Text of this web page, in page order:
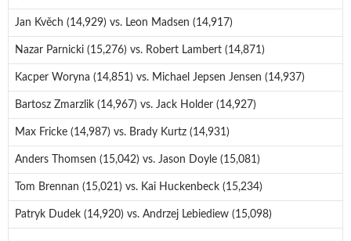
Jan Kvěch (14,929) vs. Leon Madsen (14,917)
Nazar Parnicki (15,276) vs. Robert Lambert (14,871)
Kacper Woryna (14,851) vs. Michael Jepsen Jensen (14,937)
Bartosz Zmarzlik (14,967) vs. Jack Holder (14,927)
Max Fricke (14,987) vs. Brady Kurtz (14,931)
Anders Thomsen (15,042) vs. Jason Doyle (15,081)
Tom Brennan (15,021) vs. Kai Huckenbeck (15,234)
Patryk Dudek (14,920) vs. Andrzej Lebiediew (15,098)